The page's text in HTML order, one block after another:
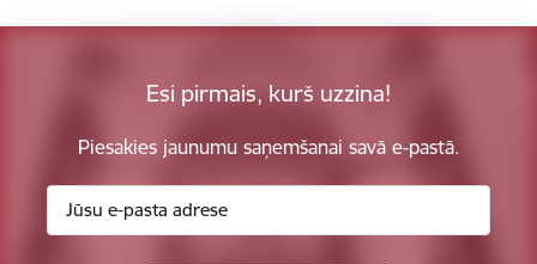
Esi pirmais, kurš uzzina!
Piesakies jaunumu saņemšanai savā e-pastā.